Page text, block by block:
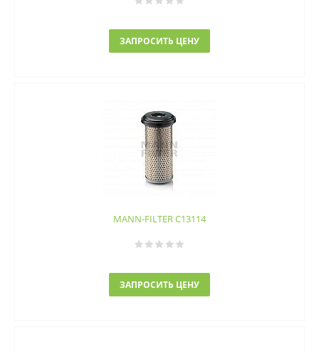
ЗАПРОСИТЬ ЦЕНУ
MANN-FILTER C13114
ЗАПРОСИТЬ ЦЕНУ